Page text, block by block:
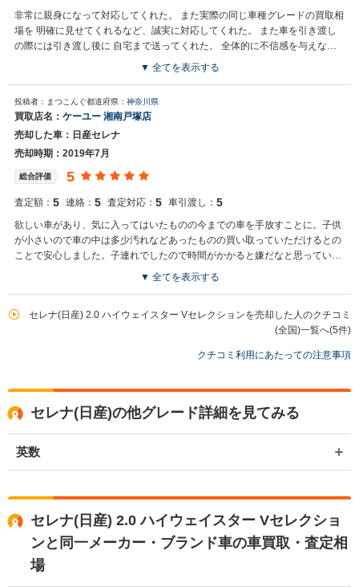
非常に親身になって対応してくれた。 また実際の同じ車種グレードの買取相
場を 明確に見せてくれるなど、誠実に対応してくれた。 また車を引き渡し
の際には引き渡し後に 自宅まで送ってくれた。 全体的に不信感を与えない
▼ 全てを表示する
投稿者：まつこんぐ都道府県： 神奈川県
買取店名： ケーユー 湘南戸塚店
売却した車：日産セレナ
売却時期：2019年7月
総合評価 5
査定額： 5 連絡： 5 査定対応： 5 車引渡し： 5
欲しい車があり、気に入ってはいたものの今までの車を手放すことに。子供
が小さいので車の中は多少汚れなどあったものの買い取っていただけるとの
ことで安心しました。子連れでしたので時間がかかると嫌だなと思っていた
のですが、それほどかからずお互い納得のお値段で査定していただくことが
▼ 全てを表示する
セレナ(日産) 2.0 ハイウェイスター Vセレクションを売却した人のクチコミ
(全国)一覧へ(5件)
クチコミ利用にあたっての注意事項
セレナ(日産)の他グレード詳細を見てみる
英数
セレナ(日産) 2.0 ハイウェイスター Vセレクショ
ンと同一メーカー・ブランド車の車買取・査定相
場